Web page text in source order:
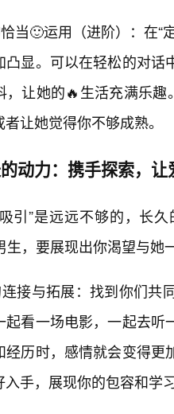
恰当🙂运用（进阶）：在
凸显。可以在轻松的对
，让她的🔥生活充满乐
让她觉得你不够成熟。
动力：携手探索，让
引”是远远不够的，长
生，要展现出你渴望与她
连接与拓展：找到你们
起看一场电影，一起去
经历时，感情就会变得
入手，展现你的包容和学